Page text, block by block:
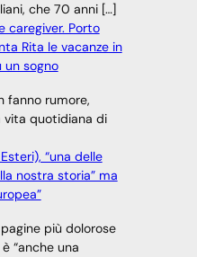
che 70 anni […]
caregiver. Porto
Rita le vacanze in
un sogno
fanno rumore,
vita quotidiana di
“una delle
nostra storia” ma
più dolorose
“anche una